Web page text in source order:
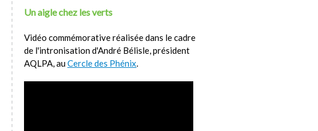
Un aigle chez les verts
Vidéo commémorative réalisée dans le cadre
de l'intronisation d'André Bélisle, président
AQLPA, auCercle des Phénix.